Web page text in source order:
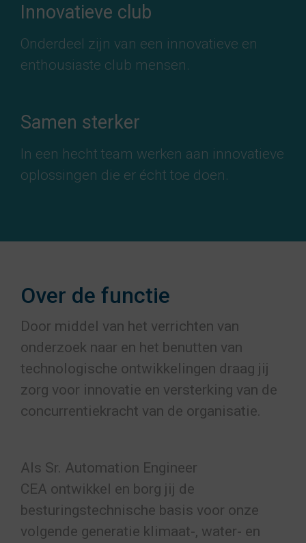
Innovatieve club
Onderdeel zijn van een innovatieve en
enthousiaste club mensen.
Samen sterker
In een hecht team werken aan innovatieve
oplossingen die er écht toe doen.
Over de functie
Door middel van het verrichten van
onderzoek naar en het benutten van
technologische ontwikkelingen draag jij
zorg voor innovatie en versterking van de
concurrentiekracht van de organisatie.
Als Sr. Automation Engineer
CEA ontwikkel en borg jij de
besturingstechnische basis voor onze
volgende generatie klimaat-, water- en